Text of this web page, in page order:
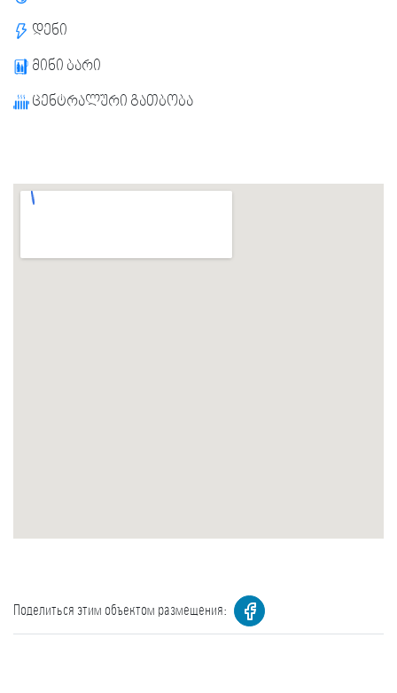
დენი
მინი ბარი
ცენტრალური გათბობა
Поделиться этим объектом размещения: